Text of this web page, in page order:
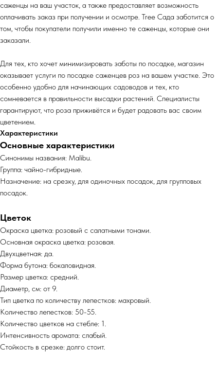
саженцы на ваш участок, а также предоставляет возможность
оплачивать заказ при получении и осмотре. Tree Сада заботится о
том, чтобы покупатели получили именно те саженцы, которые они
заказали.
Для тех, кто хочет минимизировать заботы по посадке, магазин
оказывает услуги по посадке саженцев роз на вашем участке. Это
особенно удобно для начинающих садоводов и тех, кто
сомневается в правильности высадки растений. Специалисты
гарантируют, что роза приживётся и будет радовать вас своим
цветением.
Характеристики
Основные характеристики
Синонимы названия: Malibu.
Группа: чайно-гибридные.
Назначение: на срезку, для одиночных посадок, для групповых
посадок.
Цветок
Окраска цветка: розовый с салатными тонами.
Основная окраска цветка: розовая.
Двухцветная: да.
Форма бутона: бокаловидная.
Размер цветка: средний.
Диаметр, см: от 9.
Тип цветка по количеству лепестков: махровый.
Количество лепестков: 50-55.
Количество цветков на стебле: 1.
Интенсивность аромата: слабый.
Стойкость в срезке: долго стоит.